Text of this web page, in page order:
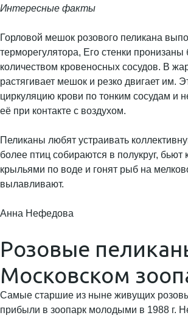
Интересные факты
Горловой мешок розового пеликана
терморегулятора, Его стенки
количеством кровеносных сосудов. В
растягивает мешок и резко двигает им.
циркуляцию крови по тонким сосудам и
её при контакте с воздухом.
Пеликаны любят устраивать
более птиц собираются в полукруг, бьют
крыльями по воде и гонят рыб на
вылавливают.
Анна Нефедова
Розовые
Московском
Самые старшие из ныне живущих
прибыли в зоопарк молодыми в 1988 г.